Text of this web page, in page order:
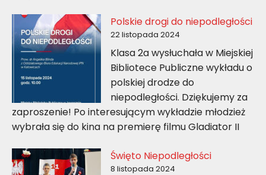
Polskie drogi do niepodległości
22 listopada 2024
Klasa 2a wysłuchała w Miejskiej
Bibliotece Publiczne wykładu o
polskiej drodze do
niepodległości. Dziękujemy za
zaproszenie! Po interesującym wykładzie młodzież
wybrała się do kina na premierę filmu Gladiator II
Święto Niepodległości
8 listopada 2024